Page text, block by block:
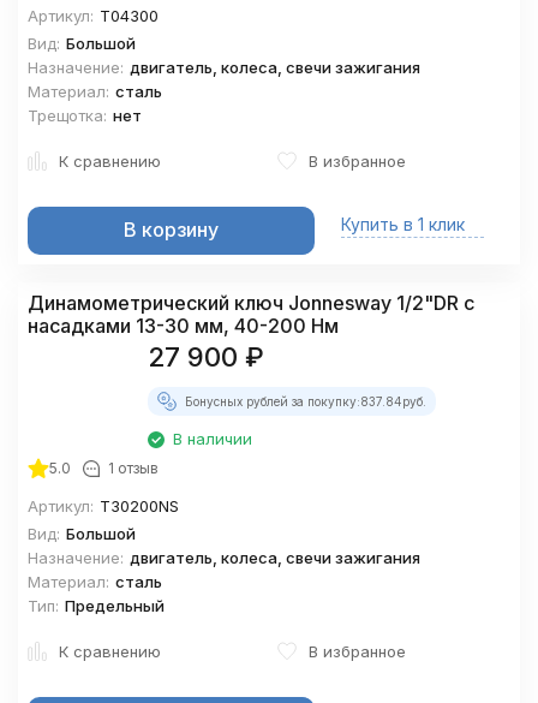
Артикул: T04300
Вид: Большой
Назначение: двигатель, колеса, свечи зажигания
Материал: сталь
Трещотка: нет
К сравнению В избранное
В корзину Купить в 1 клик
Динамометрический ключ Jonnesway 1/2"DR с
насадками 13-30 мм, 40-200 Нм
27 900 ₽
Бонусных рублей за покупку:837.84руб.
В наличии
5.0 1 отзыв
Артикул: T30200NS
Вид: Большой
Назначение: двигатель, колеса, свечи зажигания
Материал: сталь
Тип: Предельный
К сравнению В избранное